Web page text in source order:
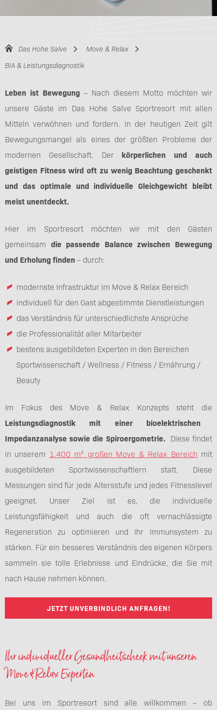
Das Hohe Salve
Move & Relax
BIA & Leistungsdiagnostik
Leben ist Bewegung – Nach diesem Motto möchten wir
unsere Gäste im Das Hohe Salve Sportresort mit allen
Mitteln verwöhnen und fordern. In der heutigen Zeit gilt
Bewegungsmangel als eines der größten Probleme der
modernen Gesellschaft. Der körperlichen und auch
geistigen Fitness wird oft zu wenig Beachtung geschenkt
und das optimale und individuelle Gleichgewicht bleibt
meist unentdeckt.
Hier im Sportresort möchten wir mit den Gästen
gemeinsam die passende Balance zwischen Bewegung
und Erholung finden– durch:
modernste Infrastruktur im Move & Relax Bereich
individuell für den Gast abgestimmte Dienstleistungen
das Verständnis für unterschiedlichste Ansprüche
die Professionalität aller Mitarbeiter
bestens ausgebildeten Experten in den Bereichen
Sportwissenschaft / Wellness / Fitness / Ernährung /
Beauty
Im Fokus des Move & Relax Konzepts steht die
Leistungsdiagnostik mit einer bioelektrischen
Impedanzanalyse sowie die Spiroergometrie. Diese findet
in unserem 1.400 m² großen Move & Relax Bereich mit
ausgebildeten Sportwissenschaftlern statt. Diese
Messungen sind für jede Altersstufe und jedes Fitnesslevel
geeignet. Unser Ziel ist es, die individuelle
Leistungsfähigkeit und auch die oft vernachlässigte
Regeneration zu optimieren und Ihr Immunsystem zu
stärken. Für ein besseres Verständnis des eigenen Körpers
sammeln sie tolle Erlebnisse und Eindrücke, die Sie mit
nach Hause nehmen können.
JETZT UNVERBINDLICH ANFRAGEN!
Ihr individueller Gesundheitscheck mit unseren
Move & Relax Experten
Bei uns im Sportresort sind alle willkommen – ob